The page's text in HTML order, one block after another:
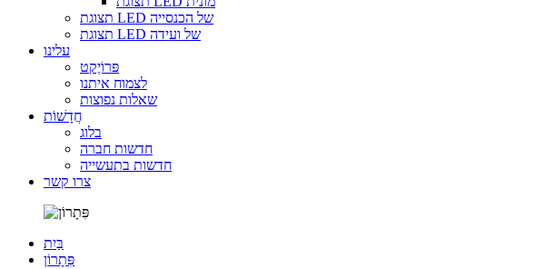
תצוגת LED של הכנסייה
תצוגת LED של ועידה
עלינו
פּרוֹיֶקט
לצמוח איתנו
שאלות נפוצות
חֲדָשׁוֹת
בלוג
חדשות חברה
חדשות בתעשייה
צרו קשר
בַּיִת
פִּתָרוֹן